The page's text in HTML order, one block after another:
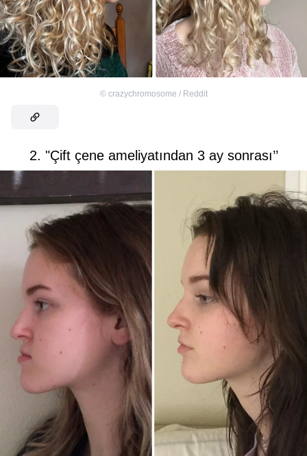
© crazychromosome / Reddit
2. "Çift çene ameliyatından 3 ay sonrası’’